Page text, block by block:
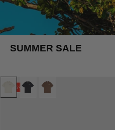
SUMMER SALE
45%